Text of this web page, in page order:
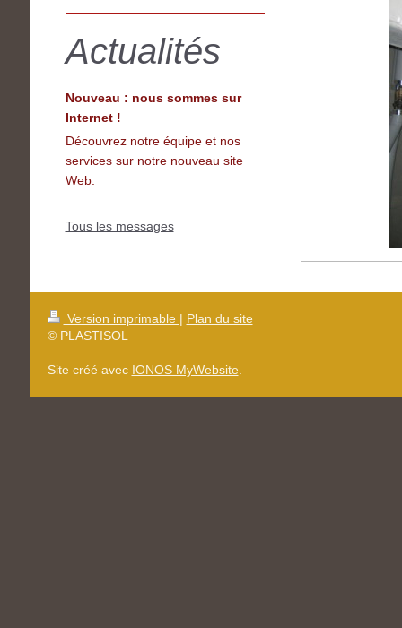
Actualités
Nouveau : nous sommes sur
Internet !
Découvrez notre équipe et nos
services sur notre nouveau site
Web.
Tous les messages
Version imprimable | Plan du site
© PLASTISOL
Site créé avec IONOS MyWebsite.